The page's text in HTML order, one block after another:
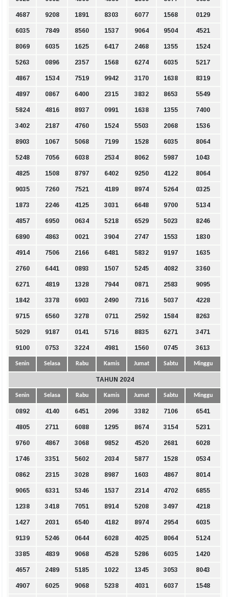
4687 9208 1891 8303 6077 1568 0129
6035 7849 8560 1537 9064 9504 4521
8069 6035 1625 6417 2468 1355 1524
5263 0896 2357 1568 6274 6035 5217
4867 1534 7519 9942 3170 1638 8319
4897 0867 6400 2315 3832 8653 5549
5824 4816 8937 0991 1638 1355 7400
3402 2187 4760 1524 5503 2068 1536
8903 1067 5068 7199 1528 6035 8064
5248 7056 6038 2534 8062 5987 1043
4825 1508 8797 6402 9250 4122 8064
9035 7260 7521 4189 8974 5264 0325
1873 2246 4125 3031 6648 9700 5134
4857 6950 0634 5218 6529 5023 8246
6890 4863 0021 3904 2747 1553 1830
4914 7506 2166 6481 5832 9197 1635
2760 6441 0893 1507 5245 4082 3360
6271 4819 1328 7944 0871 2583 9095
1842 3378 6903 2490 7316 5037 4228
9715 6560 3278 0711 2592 1584 8263
5029 9187 0141 5716 8835 6271 3471
9100 0753 3224 4981 1560 0745 3613
Senin Selasa Rabu Kamis Jumat Sabtu Minggu
TAHUN 2024
Senin Selasa Rabu Kamis Jumat Sabtu Minggu
0892 4140 6451 2096 3382 7106 6541
4805 2711 6088 1295 8674 3154 5231
9760 4867 3068 9852 4520 2681 6028
1746 3351 5602 2034 5877 1528 0534
0862 2315 3028 8987 1603 4867 8014
9065 6331 5346 1537 2314 4702 6855
1238 3418 7051 8914 5208 3497 4218
1427 2031 6540 4182 8974 2954 6035
9139 5246 0644 6028 4025 8064 5124
3385 4839 9068 4528 5286 6035 1420
4657 2489 5185 1022 1345 3053 8043
4907 6025 9068 5238 4031 6037 1548